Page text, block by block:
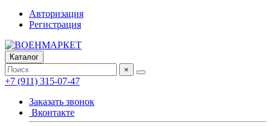
Авторизация
Регистрация
Каталог
×
+7 (911) 315-07-47
Заказать звонок
Вконтакте